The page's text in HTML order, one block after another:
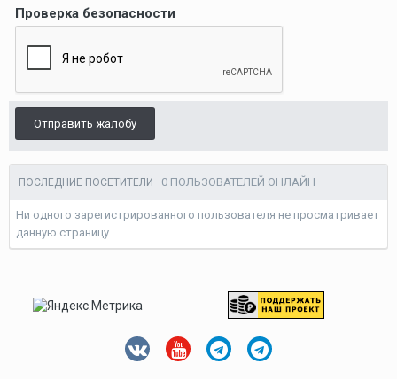
Проверка безопасности
Отправить жалобу
ПОСЛЕДНИЕ ПОСЕТИТЕЛИ 0 ПОЛЬЗОВАТЕЛЕЙ ОНЛАЙН
Ни одного зарегистрированного пользователя не просматривает
данную страницу